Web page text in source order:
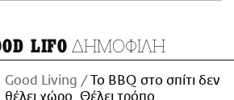
LIFO ΔΗΜΟΦΙΛΗ
Good Living
Το BBQ στο σπίτι δεν
θέλει χώρο. Θέλει τρόπο.